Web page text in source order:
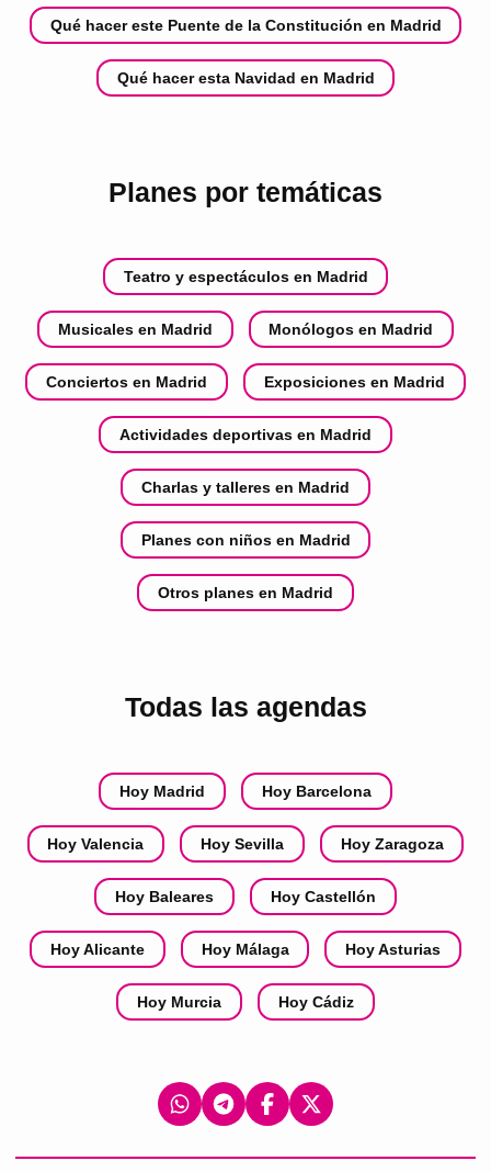
Qué hacer este Puente de la Constitución en Madrid
Qué hacer esta Navidad en Madrid
Planes por temáticas
Teatro y espectáculos en Madrid
Musicales en Madrid Monólogos en Madrid
Conciertos en Madrid Exposiciones en Madrid
Actividades deportivas en Madrid
Charlas y talleres en Madrid
Planes con niños en Madrid
Otros planes en Madrid
Todas las agendas
Hoy Madrid Hoy Barcelona
Hoy Valencia Hoy Sevilla Hoy Zaragoza
Hoy Baleares Hoy Castellón
Hoy Alicante Hoy Málaga Hoy Asturias
Hoy Murcia Hoy Cádiz